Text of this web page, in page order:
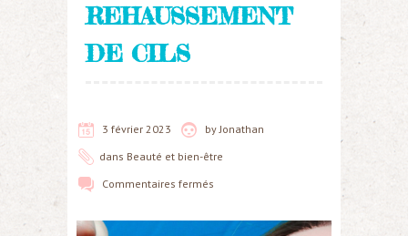
REHAUSSEMENT
DE CILS
3 février 2023 by Jonathan
dans Beauté et bien-être
Commentaires fermés